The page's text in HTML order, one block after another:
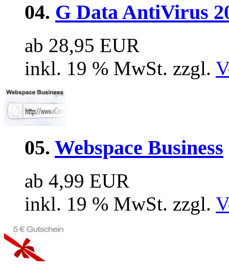
04. G Data AntiVirus
ab 28,95 EUR
inkl. 19 % MwSt. zzgl.
05. Webspace Business
ab 4,99 EUR
inkl. 19 % MwSt. zzgl.